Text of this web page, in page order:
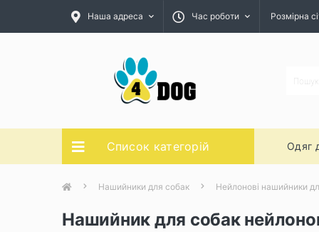
Наша адреса Час роботи Розмірна
Список категорій Одяг
Нашийники для собак Нейлонові нашийники
Нашийник для собак